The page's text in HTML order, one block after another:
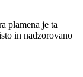
plamena je ta
in nadzorovano